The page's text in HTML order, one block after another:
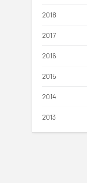
2018
2017
2016
2015
2014
2013